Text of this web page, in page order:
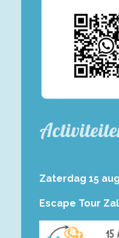
Zaterdag 15
Escape Tour